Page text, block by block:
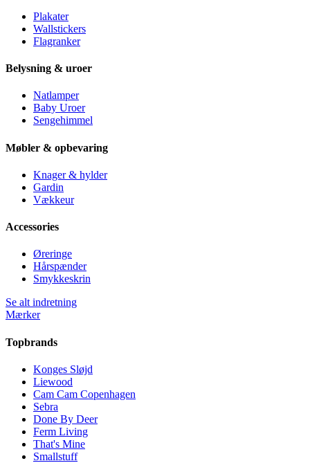
Plakater
Wallstickers
Flagranker
Belysning & uroer
Natlamper
Baby Uroer
Sengehimmel
Møbler & opbevaring
Knager & hylder
Gardin
Vækkeur
Accessories
Øreringe
Hårspænder
Smykkeskrin
Se alt indretning
Mærker
Topbrands
Konges Sløjd
Liewood
Cam Cam Copenhagen
Sebra
Done By Deer
Ferm Living
That's Mine
Smallstuff